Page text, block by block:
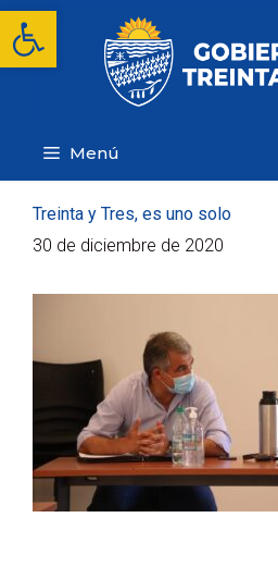
Abrir barra de
Saltar
contenido
Menú
Treinta y Tres, es uno solo
30 de diciembre de 2020